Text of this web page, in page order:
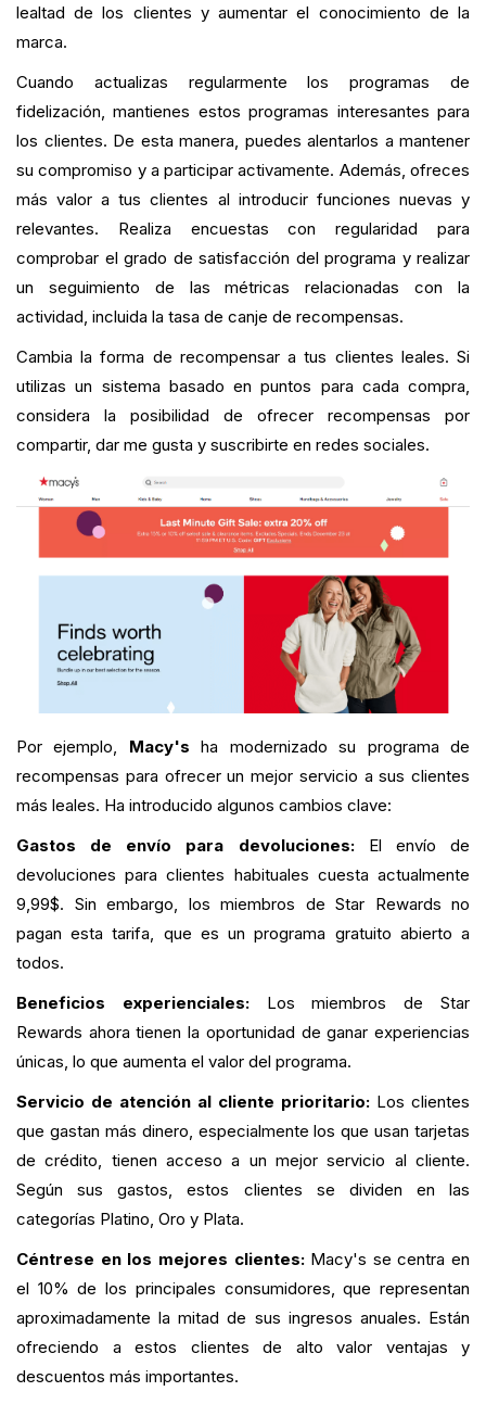
lealtad de los clientes y aumentar el conocimiento de la
marca.
Cuando actualizas regularmente los programas de
fidelización, mantienes estos programas interesantes para
los clientes. De esta manera, puedes alentarlos a mantener
su compromiso y a participar activamente. Además, ofreces
más valor a tus clientes al introducir funciones nuevas y
relevantes. Realiza encuestas con regularidad para
comprobar el grado de satisfacción del programa y realizar
un seguimiento de las métricas relacionadas con la
actividad, incluida la tasa de canje de recompensas.
Cambia la forma de recompensar a tus clientes leales. Si
utilizas un sistema basado en puntos para cada compra,
considera la posibilidad de ofrecer recompensas por
compartir, dar me gusta y suscribirte en redes sociales.
Por ejemplo, Macy's ha modernizado su programa de
recompensas para ofrecer un mejor servicio a sus clientes
más leales. Ha introducido algunos cambios clave:
Gastos de envío para devoluciones:El envío de
devoluciones para clientes habituales cuesta actualmente
9,99$. Sin embargo, los miembros de Star Rewards no
pagan esta tarifa, que es un programa gratuito abierto a
todos.
Beneficios experienciales: Los miembros de Star
Rewards ahora tienen la oportunidad de ganar experiencias
únicas, lo que aumenta el valor del programa.
Servicio de atención al cliente prioritario: Los clientes
que gastan más dinero, especialmente los que usan tarjetas
de crédito, tienen acceso a un mejor servicio al cliente.
Según sus gastos, estos clientes se dividen en las
categorías Platino, Oro y Plata.
Céntrese en los mejores clientes: Macy's se centra en
el 10% de los principales consumidores, que representan
aproximadamente la mitad de sus ingresos anuales. Están
ofreciendo a estos clientes de alto valor ventajas y
descuentos más importantes.